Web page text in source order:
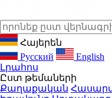
Հայերեն
Русский
English
Լրահոս
Ըստ թեմաների
Քաղաքական